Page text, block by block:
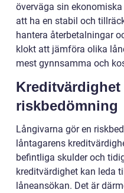
överväga sin
att ha en stabil och
hantera återbetalningar
klokt att jämföra olika
mest gynnsamma och
Kreditvärdighet
riskbedömning
Långivarna gör en
låntagarens
befintliga skulder och
kreditvärdighet kan leda
låneansökan. Det är